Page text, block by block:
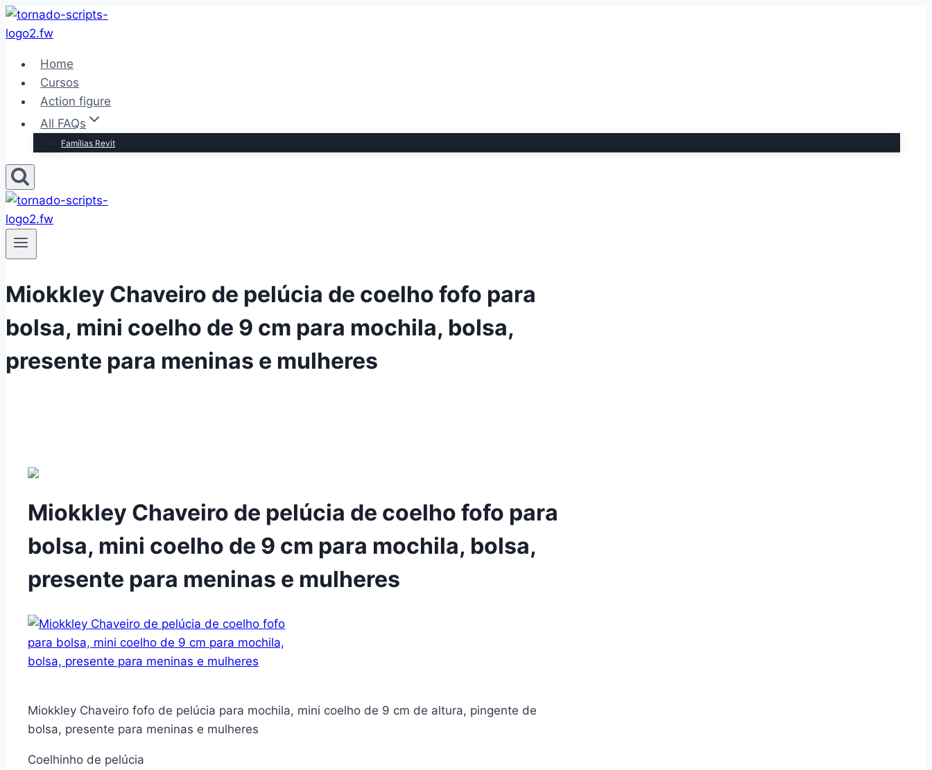
Pular
para
Conteúdo
Home
Cursos
Action figure
All FAQs
Famílias Revit
Miokkley Chaveiro de pelúcia de coelho fofo para
bolsa, mini coelho de 9 cm para mochila, bolsa,
presente para meninas e mulheres
Miokkley Chaveiro de pelúcia de coelho fofo para
bolsa, mini coelho de 9 cm para mochila, bolsa,
presente para meninas e mulheres
Miokkley Chaveiro fofo de pelúcia para mochila, mini coelho de 9 cm de altura, pingente de
bolsa, presente para meninas e mulheres
Coelhinho de pelúcia